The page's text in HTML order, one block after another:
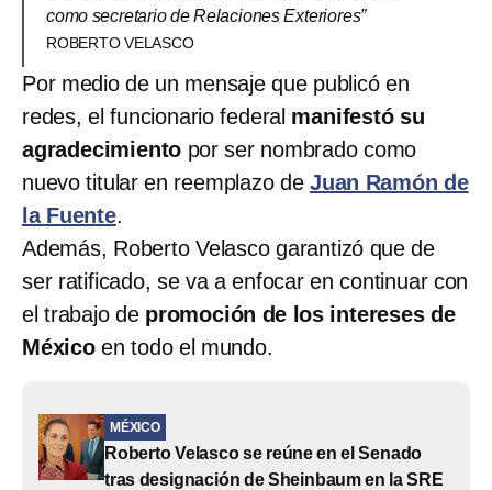
como secretario de Relaciones Exteriores”
ROBERTO VELASCO
Por medio de un mensaje que publicó en
redes, el funcionario federal manifestó su
agradecimiento por ser nombrado como
nuevo titular en reemplazo deJuan Ramón de
la Fuente.
Además, Roberto Velasco garantizó que de
ser ratificado, se va a enfocar en continuar con
el trabajo de promoción de los intereses de
Méxicoen todo el mundo.
MÉXICO
Roberto Velasco se reúne en el Senado
tras designación de Sheinbaum en la SRE